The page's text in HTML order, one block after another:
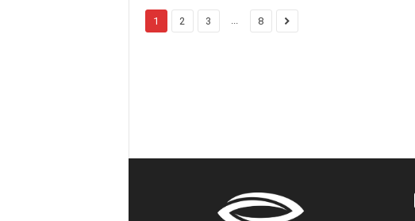
1 2 3 ... 8